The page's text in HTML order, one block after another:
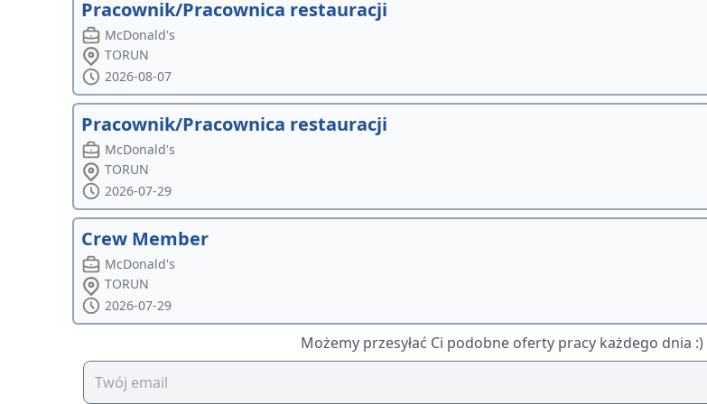
Pracownik/Pracownica restauracji
McDonald's
TORUN
2026-08-07
Pracownik/Pracownica restauracji
McDonald's
TORUN
2026-07-29
Crew Member
McDonald's
TORUN
2026-07-29
Możemy przesyłać Ci podobne oferty pracy każdego dnia :)